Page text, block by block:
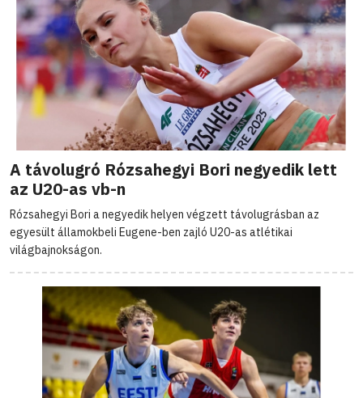
A távolugró Rózsahegyi Bori negyedik lett
az U20-as vb-n
Rózsahegyi Bori a negyedik helyen végzett távolugrásban az
egyesült államokbeli Eugene-ben zajló U20-as atlétikai
világbajnokságon.